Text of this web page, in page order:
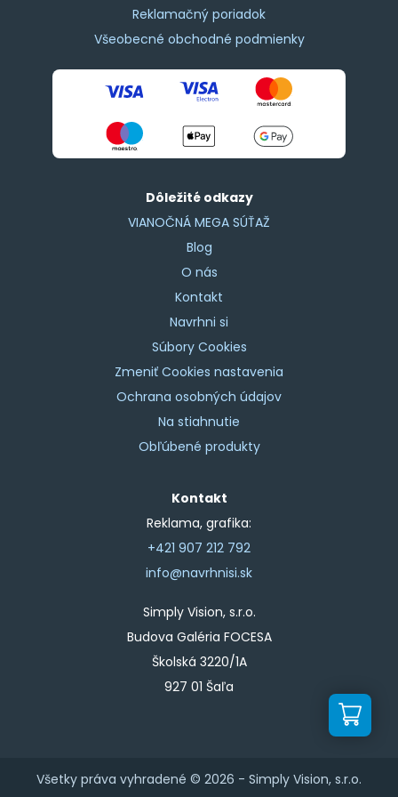
Reklamačný poriadok
Všeobecné obchodné podmienky
Dôležité odkazy
VIANOČNÁ MEGA SÚŤAŽ
Blog
O nás
Kontakt
Navrhni si
Súbory Cookies
Zmeniť Cookies nastavenia
Ochrana osobných údajov
Na stiahnutie
Obľúbené produkty
Kontakt
Reklama, grafika:
+421 907 212 792
info@navrhnisi.sk
Simply Vision, s.r.o.
Budova Galéria FOCESA
Školská 3220/1A
927 01 Šaľa
Všetky práva vyhradené © 2026 - Simply Vision, s.r.o.